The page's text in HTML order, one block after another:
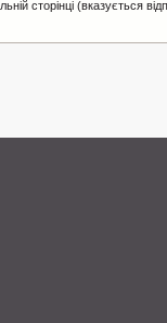
сторінці (вказується